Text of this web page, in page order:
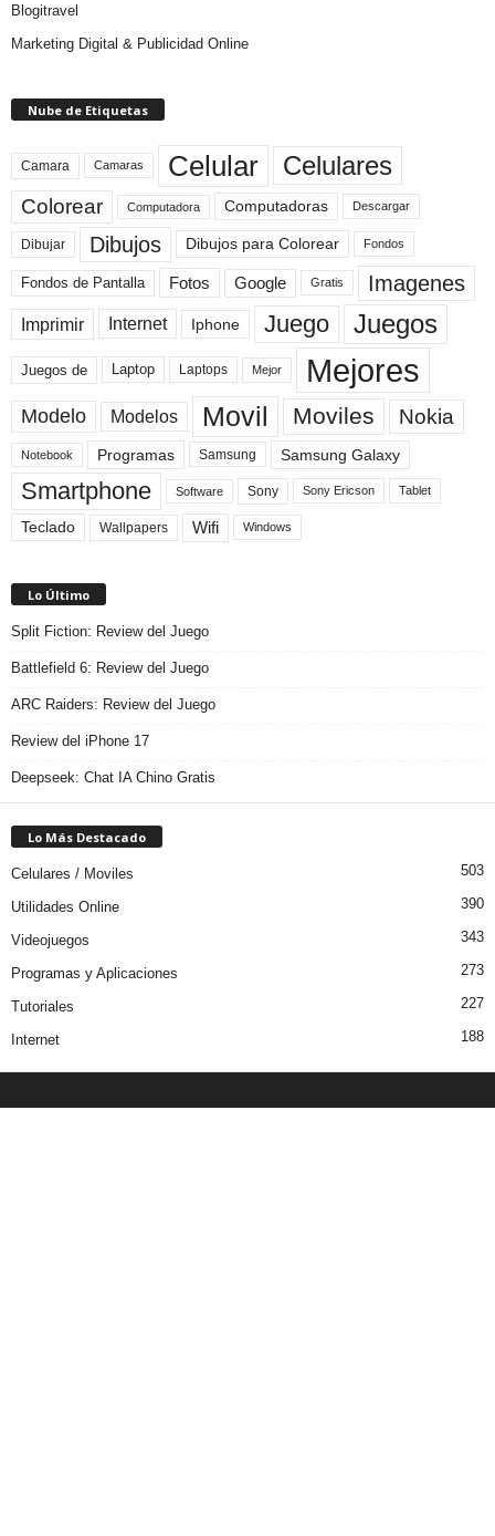
Blogitravel
Marketing Digital & Publicidad Online
Nube de Etiquetas
Camara Camaras Celular Celulares
Colorear Computadora Computadoras Descargar
Dibujar Dibujos Dibujos para Colorear Fondos
Fondos de Pantalla Fotos Google Gratis Imagenes
Imprimir Internet Iphone Juego Juegos
Juegos de Laptop Laptops Mejor Mejores
Modelo Modelos Movil Moviles Nokia
Notebook Programas Samsung Samsung Galaxy
Smartphone Software Sony Sony Ericson Tablet
Teclado Wallpapers Wifi Windows
Lo Último
Split Fiction: Review del Juego
Battlefield 6: Review del Juego
ARC Raiders: Review del Juego
Review del iPhone 17
Deepseek: Chat IA Chino Gratis
Lo Más Destacado
Celulares / Moviles 503
Utilidades Online 390
Videojuegos 343
Programas y Aplicaciones 273
Tutoriales 227
Internet 188